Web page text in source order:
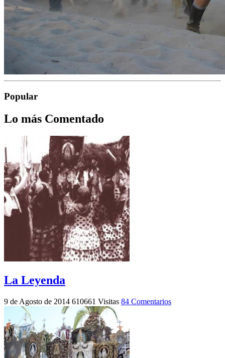
Popular
Lo más Comentado
La Leyenda
9 de Agosto de 2014 610661 Visitas 84 Comentarios